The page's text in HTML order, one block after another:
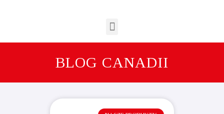
BLOG CANADII